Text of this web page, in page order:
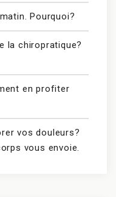
Pourquoi?
la chiropratique?
en profiter
vos douleurs?
vous envoie.